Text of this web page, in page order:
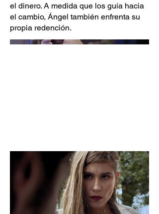
el dinero. A medida que los guía hacia
el cambio, Ángel también enfrenta su
propia redención.